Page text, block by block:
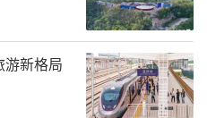
齐发力），严格按照
实践创新基地《建设
理办法》进行创建、
形成“自我管理、自我
新格局